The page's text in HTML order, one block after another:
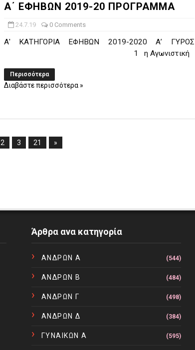
Α΄ ΕΦΗΒΩΝ 2019-20 ΠΡΟΓΡΑΜΜΑ
24.7.19 0 Comments
Α' ΚΑΤΗΓΟΡΙΑ ΕΦΗΒΩΝ 2019-2020 Α’ ΓΥΡΟΣ
1 η Αγωνιστική
Περισσότερα
Διαβάστε περισσότερα »
2 3 21 »
Άρθρα ανα κατηγορία
ΑΝΔΡΩΝ Α (544)
ΑΝΔΡΩΝ Β (484)
ΑΝΔΡΩΝ Γ (498)
ΑΝΔΡΩΝ Δ (384)
ΓΥΝΑΙΚΩΝ Α (595)